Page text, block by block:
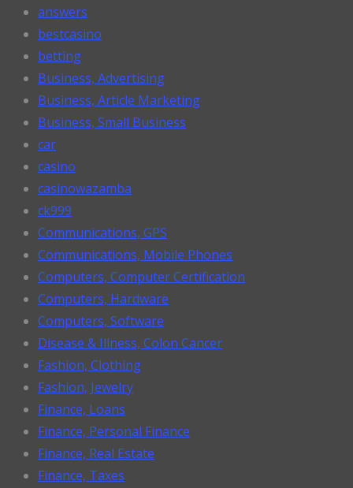
answers
bestcasino
betting
Business, Advertising
Business, Article Marketing
Business, Small Business
car
casino
casinowazamba
ck999
Communications, GPS
Communications, Mobile Phones
Computers, Computer Certification
Computers, Hardware
Computers, Software
Disease & Illness, Colon Cancer
Fashion, Clothing
Fashion, Jewelry
Finance, Loans
Finance, Personal Finance
Finance, Real Estate
Finance, Taxes